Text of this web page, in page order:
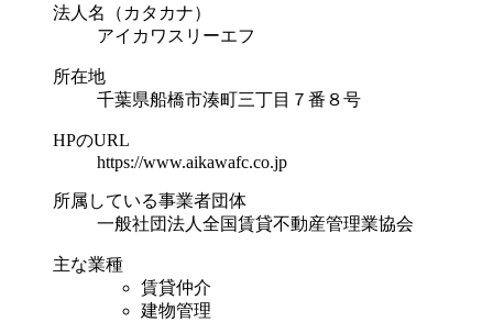
法人名（カタカナ）
アイカワスリーエフ
所在地
千葉県船橋市湊町三丁目７番８号
HPのURL
https://www.aikawafc.co.jp
所属している事業者団体
一般社団法人全国賃貸不動産管理業協会
主な業種
賃貸仲介
建物管理